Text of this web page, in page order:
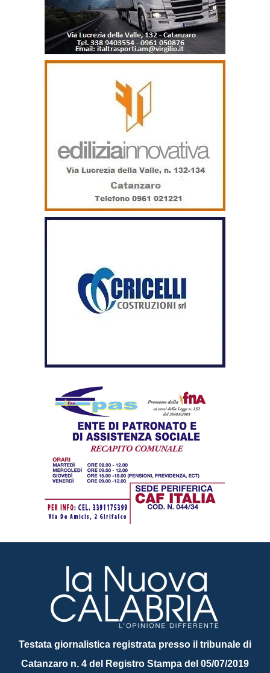
Testata giornalistica registrata presso il tribunale di
Catanzaro n. 4 del Registro Stampa del 05/07/2019